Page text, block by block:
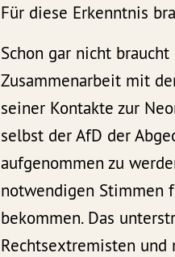
Für diese Erkenntnis
Schon gar nicht
Zusammenarbeit mit
seiner Kontakte zur
selbst der AfD der
aufgenommen zu
notwendigen Stimmen
bekommen. Das
Rechtsextremisten und